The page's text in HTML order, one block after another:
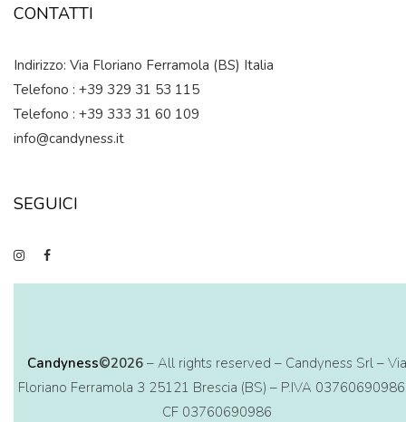
CONTATTI
Indirizzo: Via Floriano Ferramola (BS) Italia
Telefono : +39 329 31 53 115
Telefono : +39 333 31 60 109
info@candyness.it
SEGUICI
Candyness©2026– All rights reserved – Candyness Srl – Via
Floriano Ferramola 3 25121 Brescia (BS) – P.IVA
CF 03760690986